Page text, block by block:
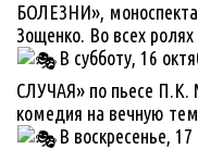
БОЛЕЗНИ»,
Зощенко. Во всех
В субботу, 16
СЛУЧАЯ» по пьесе П.К.
комедия на вечную
В воскресенье,